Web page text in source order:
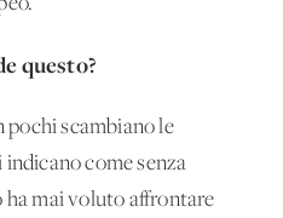
questo?
scambiano le
come senza
mai voluto affrontare